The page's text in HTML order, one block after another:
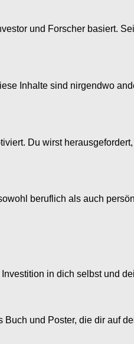
und Forscher basiert.
Inhalte sind nirgendwo
Du wirst
beruflich als auch
in dich selbst und
und Poster, die dir auf